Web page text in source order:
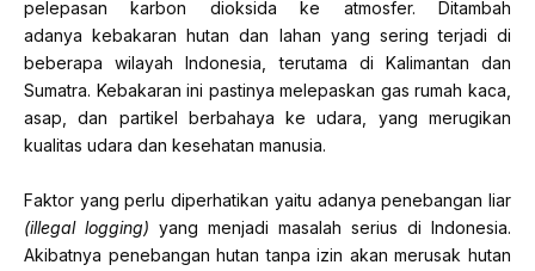
pelepasan karbon dioksida ke atmosfer. Ditambah
adanya kebakaran hutan dan lahan yang sering terjadi di
beberapa wilayah Indonesia, terutama di Kalimantan dan
Sumatra. Kebakaran ini pastinya melepaskan gas rumah kaca,
asap, dan partikel berbahaya ke udara, yang merugikan
kualitas udara dan kesehatan manusia.
Faktor yang perlu diperhatikan yaitu adanya penebangan liar
(illegal logging) yang menjadi masalah serius di Indonesia.
Akibatnya penebangan hutan tanpa izin akan merusak hutan